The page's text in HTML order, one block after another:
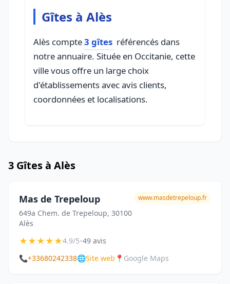
Gîtes à Alès
Alès compte3 gîtes référencés dans
notre annuaire. Située en Occitanie, cette
ville vous offre un large choix
d'établissements avec avis clients,
coordonnées et localisations.
3 Gîtes à Alès
Mas de Trepeloup
649a Chem. de Trepeloup, 30100
Alès
www.masdetrepeloup.fr
★★★★★4.9/5•49 avis
📞+33680242338🌐Site web 📍 Google Maps